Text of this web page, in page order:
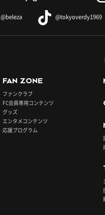
@beleza @tokyoverdy1969
FAN ZONE
ファンクラブ
FC会員専用コンテンツ
グッズ
エンタメコンテンツ
応援プログラム